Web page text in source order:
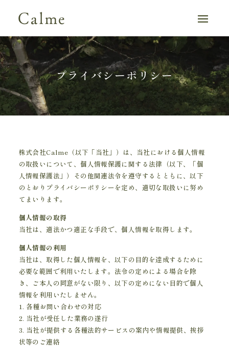
プライバシーポリシー
株式会社Calme（以下「当社」）は、当社における個人情報
の取扱いについて、個人情報保護に関する法律（以下、「個
人情報保護法」）その他関連法令を遵守するとともに、以下
のとおりプライバシーポリシーを定め、適切な取扱いに努め
てまいります。
個人情報の取得
当社は、適法かつ適正な手段で、個人情報を取得します。
個人情報の利用
当社は、取得した個人情報を、以下の目的を達成するために
必要な範囲で利用いたします。法令の定めによる場合を除
き、ご本人の同意がない限り、以下の定めにない目的で個人
情報を利用いたしません。
1. 各種お問い合わせの対応
2. 当社が受任した業務の遂行
3. 当社が提供する各種法的サービスの案内や情報提供、挨拶
状等のご連絡